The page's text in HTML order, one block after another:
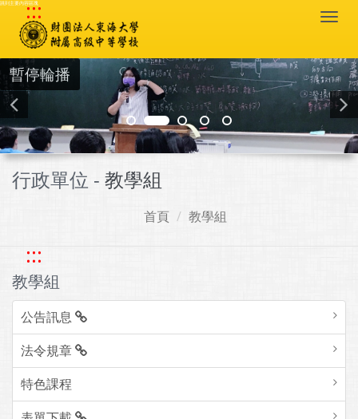
跳到主要內容區塊
:::
暫停輪播
行政單位 - 教學組
首頁 教學組
:::
教學組
公告訊息
法令規章
特色課程